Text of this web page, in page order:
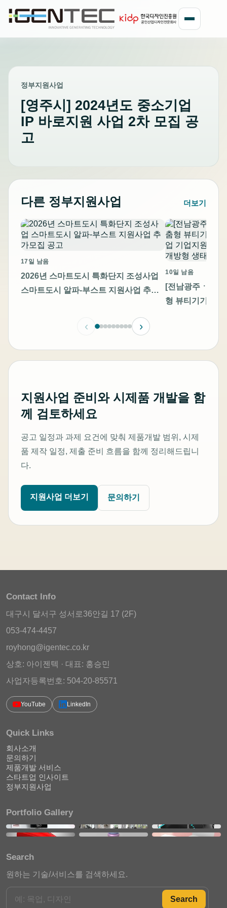
정부지원사업
[영주시] 2024년도 중소기업
IP 바로지원 사업 2차 모집 공
고
다른 정부지원사업 더보기
17일 남음
2026년 스마트도시 특화단지 조성사업
스마트도시 알파-부스트 지원사업 추가
10일 남음
[전남광주ㆍ충
형 뷰티기기 고
‹ ›
지원사업 준비와 시제품 개발을 함
께 검토하세요
공고 일정과 과제 요건에 맞춰 제품개발 범위, 시제
품 제작 일정, 제출 준비 흐름을 함께 정리해드립니
다.
지원사업 더보기 문의하기
Contact Info
대구시 달서구 성서로36안길 17 (2F)
053-474-4457
royhong@igentec.co.kr
상호: 아이젠텍 · 대표: 홍승민
사업자등록번호: 504-20-85571
YouTube LinkedIn
Quick Links
회사소개
문의하기
제품개발 서비스
스타트업 인사이트
정부지원사업
Portfolio Gallery
Search
원하는 기술/서비스를 검색하세요.
Search